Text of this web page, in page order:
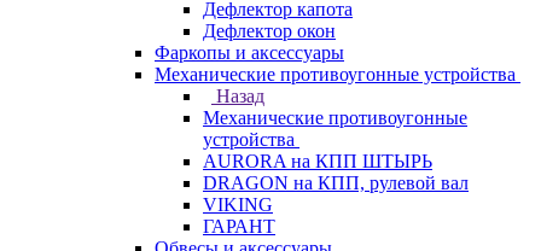
Дефлектор капота
Дефлектор окон
Фаркопы и аксессуары
Механические противоугонные устройства
Назад
Механические противоугонные
устройства
AURORA на КПП ШТЫРЬ
DRAGON на КПП, рулевой вал
VIKING
ГАРАНТ